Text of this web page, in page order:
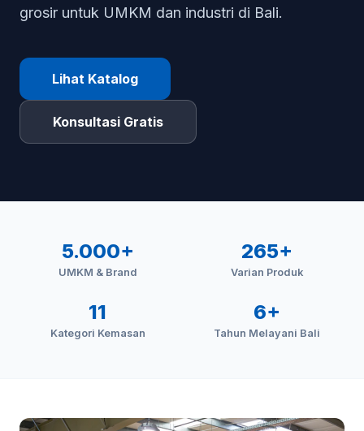
grosir untuk UMKM dan industri di Bali.
Lihat Katalog
Konsultasi Gratis
5.000+
UMKM & Brand
265+
Varian Produk
11
Kategori Kemasan
6+
Tahun Melayani Bali